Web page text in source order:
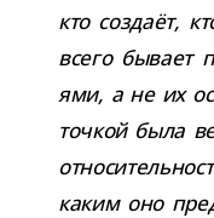
кто создаёт,
всего бывает
ями, а не их
точ­кой была
каким оно